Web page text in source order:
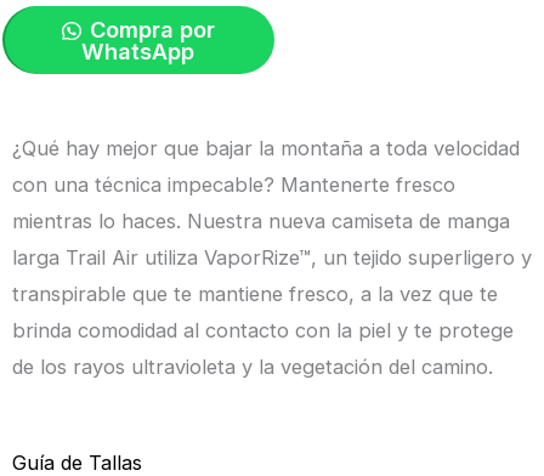
Roble
de
Specialized
cantidad
Compra por
WhatsApp
¿Qué hay mejor que bajar la montaña a toda velocidad
con una técnica impecable? Mantenerte fresco
mientras lo haces. Nuestra nueva camiseta de manga
larga Trail Air utiliza VaporRize™, un tejido superligero y
transpirable que te mantiene fresco, a la vez que te
brinda comodidad al contacto con la piel y te protege
de los rayos ultravioleta y la vegetación del camino.
Guía de Tallas